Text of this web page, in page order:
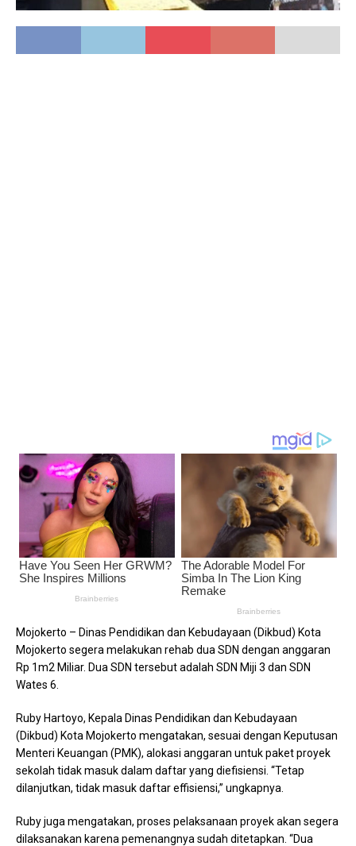
Mojokerto – Dinas Pendidikan dan Kebudayaan (Dikbud) Kota
Mojokerto segera melakukan rehab dua SDN dengan anggaran
Rp 1m2 Miliar. Dua SDN tersebut adalah SDN Miji 3 dan SDN
Wates 6.
Ruby Hartoyo, Kepala Dinas Pendidikan dan Kebudayaan
(Dikbud) Kota Mojokerto mengatakan, sesuai dengan Keputusan
Menteri Keuangan (PMK), alokasi anggaran untuk paket proyek
sekolah tidak masuk dalam daftar yang diefisiensi. “Tetap
dilanjutkan, tidak masuk daftar effisiensi,” ungkapnya.
Ruby juga mengatakan, proses pelaksanaan proyek akan segera
dilaksanakan karena pemenangnya sudah ditetapkan. “Dua